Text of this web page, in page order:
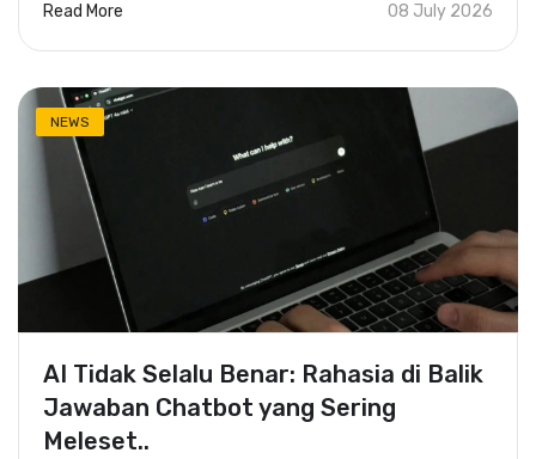
Read More 08 July 2026
NEWS
AI Tidak Selalu Benar: Rahasia di Balik
Jawaban Chatbot yang Sering
Meleset..